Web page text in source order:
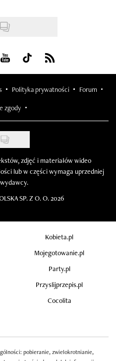
Instagram
Visit us on Youtube
Visit us on Tiktok
Visit us on Rss
Polityka prywatności Forum
zgody
zdjęć i materiałów wideo
lub w części wymaga uprzedniej
SP. Z O. O. 2026
Kobieta.pl
Mojegotowanie.pl
Party.pl
Przyslijprzepis.pl
Cocolita
pobieranie, zwielokrotnianie,